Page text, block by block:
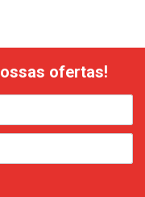
ofertas!